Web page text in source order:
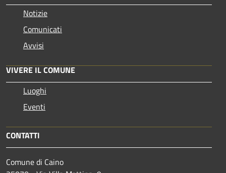
Notizie
Comunicati
Avvisi
VIVERE IL COMUNE
Luoghi
Eventi
CONTATTI
Comune di Caino